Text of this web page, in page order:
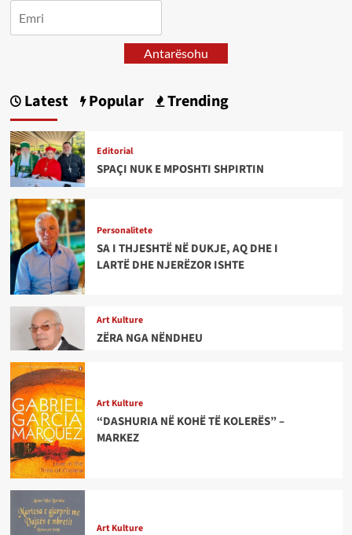
Antarësohu
Latest Popular Trending
Editorial
SPAÇI NUK E MPOSHTI SHPIRTIN
Personalitete
SA I THJESHTË NË DUKJE, AQ DHE I
LARTË DHE NJERËZOR ISHTE
Art Kulture
ZËRA NGA NËNDHEU
Art Kulture
“DASHURIA NË KOHË TË KOLERËS” –
MARKEZ
Art Kulture